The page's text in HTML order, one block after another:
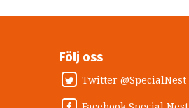
Följ oss
Twitter @SpecialNest